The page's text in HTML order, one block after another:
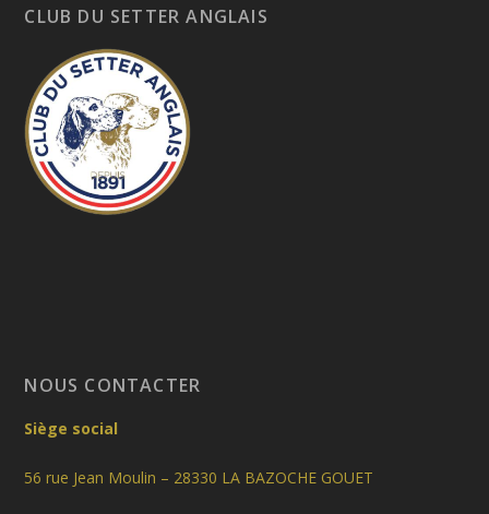
CLUB DU SETTER ANGLAIS
NOUS CONTACTER
Siège social
56 rue Jean Moulin – 28330 LA BAZOCHE GOUET